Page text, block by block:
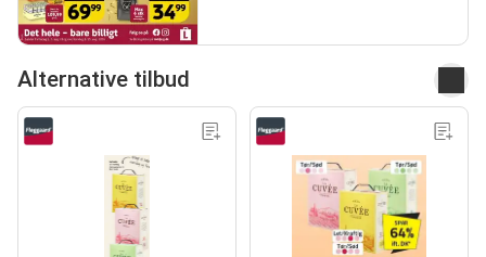
Alternative tilbud